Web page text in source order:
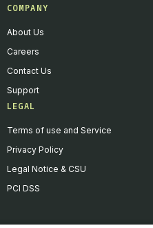
COMPANY
About Us
Careers
Contact Us
Support
LEGAL
Terms of use and Service
Privacy Policy
Legal Notice & CSU
PCI DSS